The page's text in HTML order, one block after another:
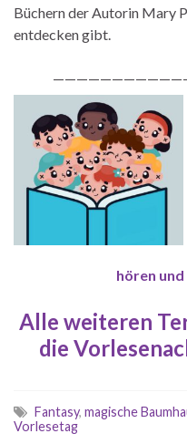
Büchern der Autorin Mary
entdecken gibt.
hören und
Alle weiteren
die
Fantasy, magische
Vorlesetag